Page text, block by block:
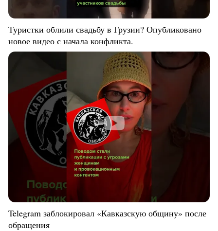
Туристки облили свадьбу в Грузии? Опубликовано
новое видео с начала конфликта.
Telegram заблокировал «Кавказскую общину» после
обращения